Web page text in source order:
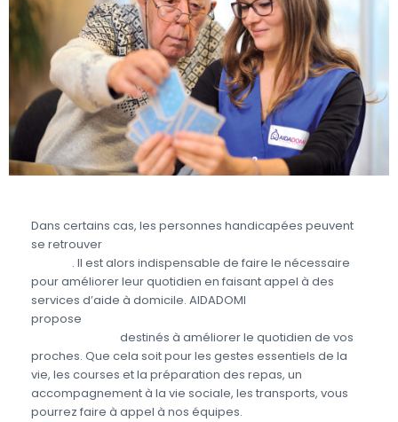
Dans certains cas, les personnes handicapées peuvent
se retrouver
. Il est alors indispensable de faire le nécessaire
pour améliorer leur quotidien en faisant appel à des
services d’aide à domicile. AIDADOMI
propose
destinés à améliorer le quotidien de vos
proches. Que cela soit pour les gestes essentiels de la
vie, les courses et la préparation des repas, un
accompagnement à la vie sociale, les transports, vous
pourrez faire à appel à nos équipes.